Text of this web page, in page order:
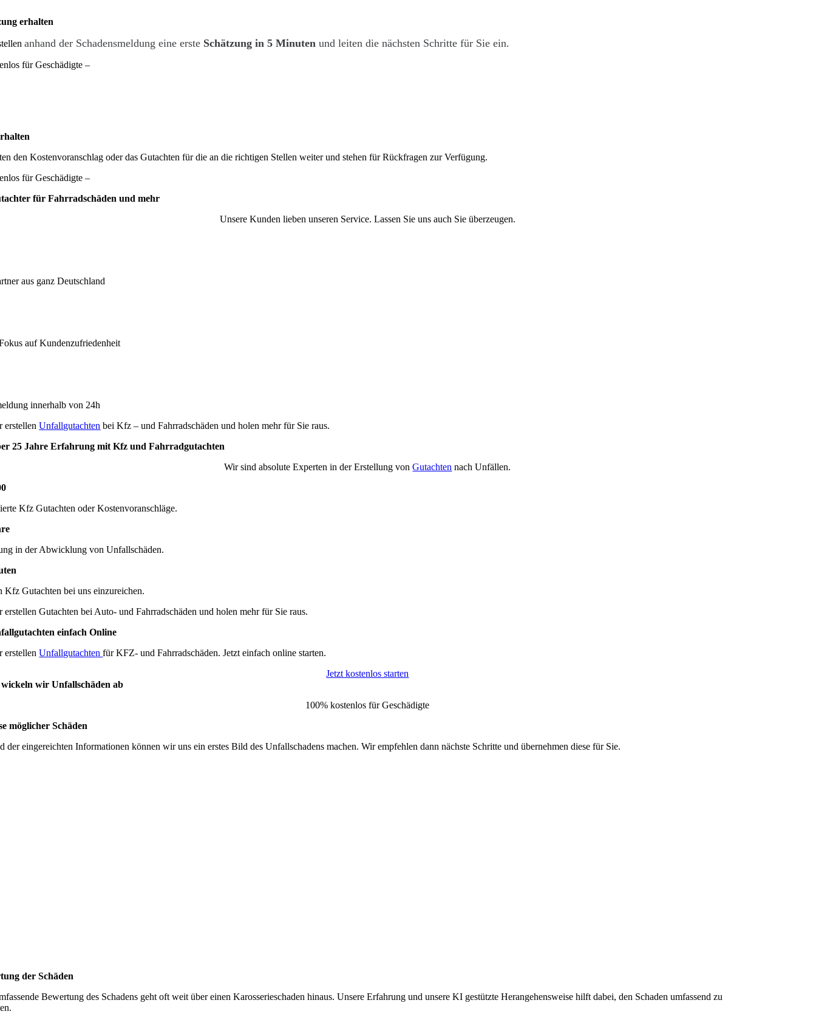
erhalten
anhand der Schadensmeldung eine erste Schätzung in 5 Minutenund leiten die nächsten Schritte für Sie ein.
für Geschädigte –
den Kostenvoranschlag oder das Gutachten für die an die richtigen Stellen weiter und stehen für Rückfragen zur Verfügung.
für Geschädigte –
für Fahrradschäden und mehr
Unsere Kunden lieben unseren Service. Lassen Sie uns auch Sie überzeugen.
aus ganz Deutschland
auf Kundenzufriedenheit
innerhalb von 24h
erstellenUnfallgutachten bei Kfz – und Fahrradschäden und holen mehr für Sie raus.
25 Jahre Erfahrung mit Kfz und Fahrradgutachten
Wir sind absolute Experten in der Erstellung vonGutachten nach Unfällen.
Kfz Gutachten oder Kostenvoranschläge.
in der Abwicklung von Unfallschäden.
Kfz Gutachten bei uns einzureichen.
erstellen Gutachten bei Auto- und Fahrradschäden und holen mehr für Sie raus.
einfach Online
erstellenUnfallgutachtenfür KFZ- und Fahrradschäden. Jetzt einfach online starten.
Jetzt kostenlos starten
wickeln wir Unfallschäden ab
100% kostenlos für Geschädigte
möglicher Schäden
der eingereichten Informationen können wir uns ein erstes Bild des Unfallschadens machen. Wir empfehlen dann nächste Schritte und übernehmen diese für Sie.
der Schäden
Bewertung des Schadens geht oft weit über einen Karosserieschaden hinaus. Unsere Erfahrung und unsere KI gestützte Herangehensweise hilft dabei, den Schaden umfassend zu